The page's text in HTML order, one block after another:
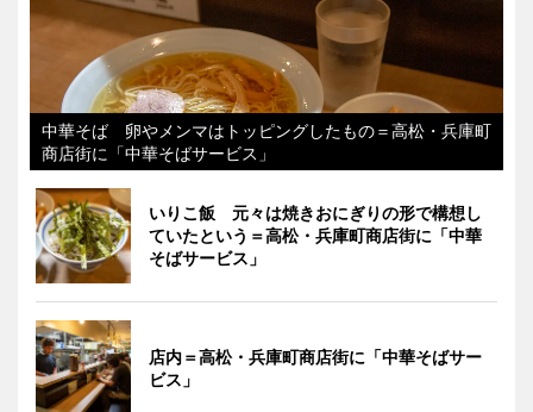
中華そば 卵やメンマはトッピングしたもの＝高松・兵庫町
商店街に「中華そばサービス」
いりこ飯 元々は焼きおにぎりの形で構想し
ていたという＝高松・兵庫町商店街に「中華
そばサービス」
店内＝高松・兵庫町商店街に「中華そばサー
ビス」